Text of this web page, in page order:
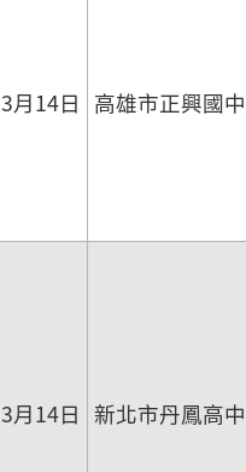
3月14日 高雄市正興國中
3月14日 新北市丹鳳高中